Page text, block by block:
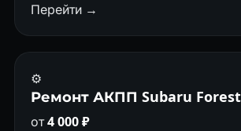
Перейти →
⚙️
Ремонт АКПП Subaru
от4 000 ₽